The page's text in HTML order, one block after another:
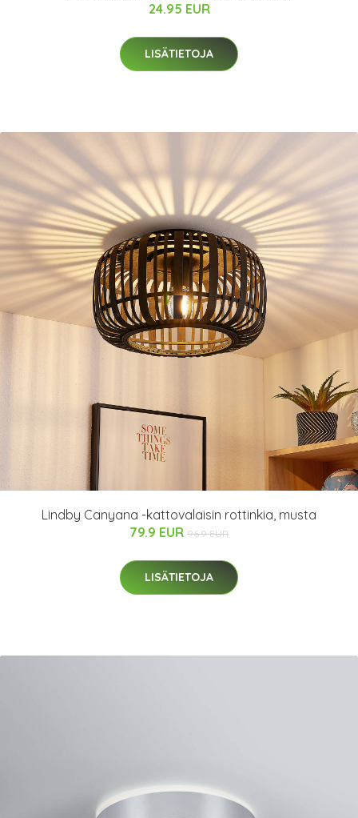
24.95 EUR
LISÄTIETOJA
Lindby Canyana -kattovalaisin rottinkia, musta
79.9 EUR 96.9 EUR
LISÄTIETOJA